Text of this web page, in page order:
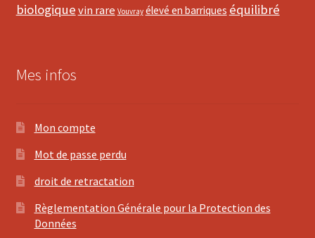
biologiquevin rare Vouvray élevé en barriques équilibré
Mes infos
Mon compte
Mot de passe perdu
droit de retractation
Règlementation Générale pour la Protection des
Données